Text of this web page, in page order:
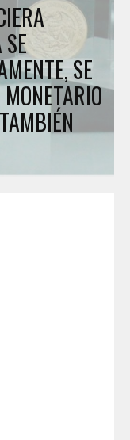
SE